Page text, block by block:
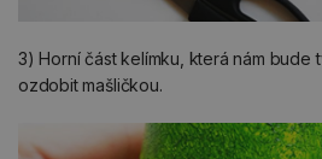
3) Horní část kelímku, která nám bude
ozdobit mašličkou.